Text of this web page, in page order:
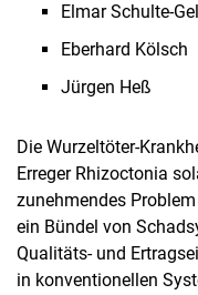
Elmar Schulte-
Eberhard Kölsch
Jürgen Heß
Die Wurzeltöter-
Erreger Rhizoctonia
zunehmendes
ein Bündel von
Qualitäts- und
in konventionellen